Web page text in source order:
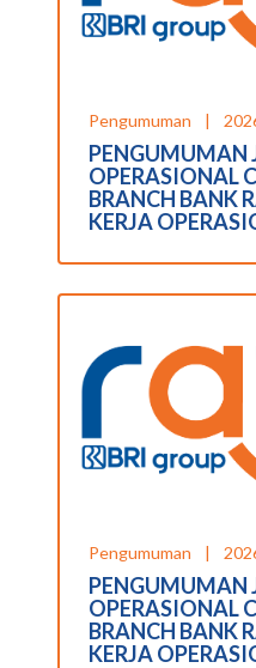
Pengumuman |
PENGUMUMAN
OPERASIONAL
BRANCH BANK
KERJA
Pengumuman |
PENGUMUMAN
OPERASIONAL
BRANCH BANK
KERJA